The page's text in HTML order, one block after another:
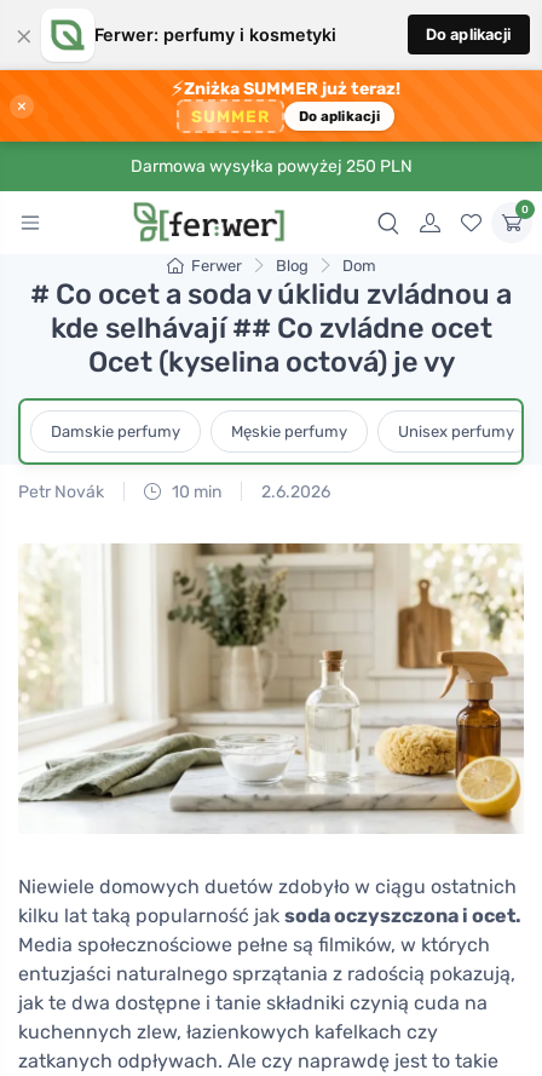
× Ferwer: perfumy i kosmetyki Do aplikacji
×
⚡Zniżka SUMMER już teraz!
SUMMER Do aplikacji
Darmowa wysyłka powyżej 250 PLN
0
Ferwer Blog Dom
# Co ocet a soda v úklidu zvládnou a
kde selhávají ## Co zvládne ocet
Ocet (kyselina octová) je vy
Damskie perfumy Męskie perfumy Unisex perfumy
Petr Novák 10 min 2.6.2026
Niewiele domowych duetów zdobyło w ciągu ostatnich
kilku lat taką popularność jak soda oczyszczona i ocet.
Media społecznościowe pełne są filmików, w których
entuzjaści naturalnego sprzątania z radością pokazują,
jak te dwa dostępne i tanie składniki czynią cuda na
kuchennych zlew, łazienkowych kafelkach czy
zatkanych odpływach. Ale czy naprawdę jest to takie